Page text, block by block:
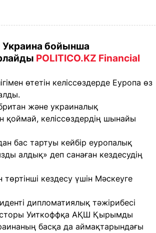
Украина бойынша
POLITICO.KZ Financial
өтетін келіссөздерде Еуропа өз
және украиналық
қоймай, келіссөздердің шынайы
бас тартуы кейбір еуропалық
алдық» деп санаған кездесудің
кездесу үшін Мәскеуге
дипломатиялық тәжірибесі
Уиткоффқа АҚШ Қырымды
басқа да аймақтарындағы